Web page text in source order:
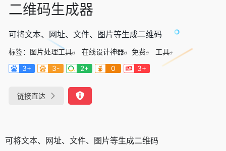
二维码生成器
可将文本、网址、文件、图片等生成二维码
标签： 图片处理工具 在线设计神器 免费
工具
3+
3- 2+ 0 3+
链接直达
可将文本、网址、文件、图片等生成二维码